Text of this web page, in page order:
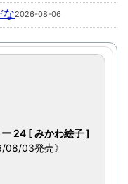
な2026-08-06
24 [ みかわ絵子 ]
08/03発売》